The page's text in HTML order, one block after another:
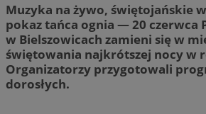
Muzyka na żywo, świętojańskie
pokaz tańca ognia — 20 czerwca
w Bielszowicach zamieni się w
świętowania najkrótszej nocy w
Organizatorzy przygotowali
dorosłych.